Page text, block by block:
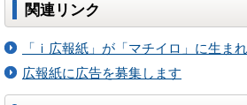
関連リンク
「ｉ広報紙」が「マチイロ」に生ま
広報紙に広告を募集します